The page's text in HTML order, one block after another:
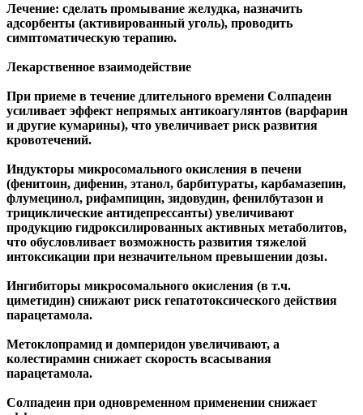
Лечение: сделать промывание желудка, назначить
адсорбенты (активированный уголь), проводить
симптоматическую терапию.
Лекарственное взаимодействие
При приеме в течение длительного времени Солпадеин
усиливает эффект непрямых антикоагулянтов (варфарин
и другие кумарины), что увеличивает риск развития
кровотечений.
Индукторы микросомального окисления в печени
(фенитоин, дифенин, этанол, барбитураты, карбамазепин,
флумецинол, рифампицин, зидовудин, фенилбутазон и
трициклические антидепрессанты) увеличивают
продукцию гидроксилированных активных метаболитов,
что обусловливает возможность развития тяжелой
интоксикации при незначительном превышении дозы.
Ингибиторы микросомального окисления (в т.ч.
циметидин) снижают риск гепатотоксического действия
парацетамола.
Метоклопрамид и домперидон увеличивают, а
колестирамин снижает скорость всасывания
парацетамола.
Солпадеин при одновременном применении снижает